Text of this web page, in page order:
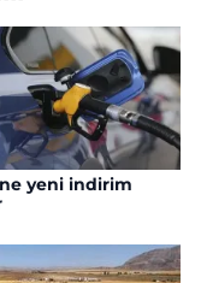
yeni indirim